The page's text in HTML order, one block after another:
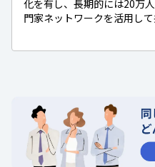
化を有し、長期的には20万
門家ネットワークを活用して